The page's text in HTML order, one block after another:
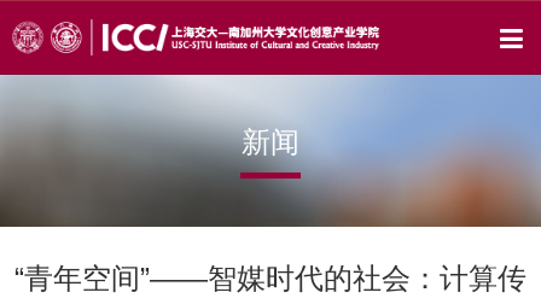
新闻
“青年空间”——智媒时代的社会：计算传